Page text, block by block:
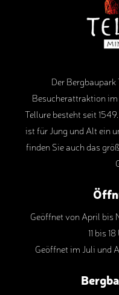
Der
Besucherattraktion
Tellure besteht seit
ist für Jung und Alt ein
finden Sie auch das
Geöffnet von April bis
11 bis
Geöffnet im Juli und